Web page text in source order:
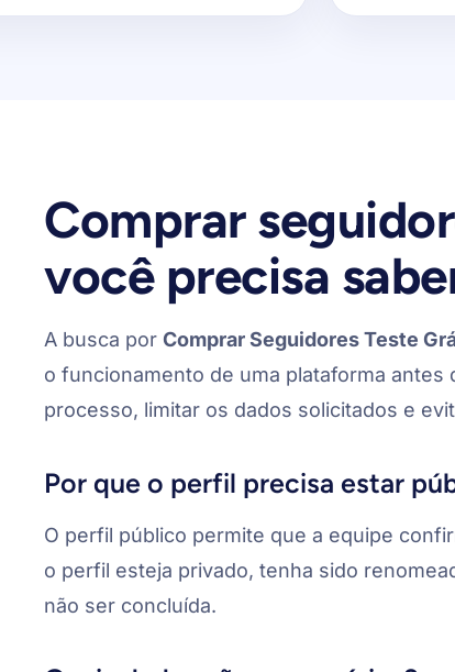
Comprar
você precisa
A busca por Comprar Seguidores Teste
o funcionamento de uma plataforma
processo, limitar os dados solicitados e
Por que o perfil precisa estar
O perfil público permite que a equipe
o perfil esteja privado, tenha sido
não ser concluída.